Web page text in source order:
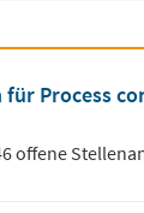
Process
offene